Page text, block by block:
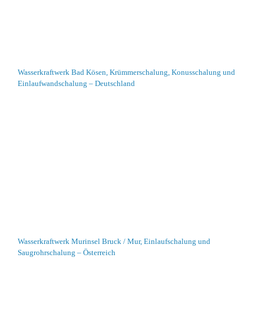
Wasserkraftwerk Bad Kösen, Krümmerschalung, Konusschalung und
Einlaufwandschalung – Deutschland
Wasserkraftwerk Murinsel Bruck / Mur, Einlaufschalung und
Saugrohrschalung – Österreich